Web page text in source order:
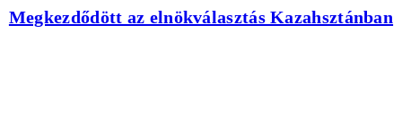
Megkezdődött az elnökválasztás Kazahsztánban